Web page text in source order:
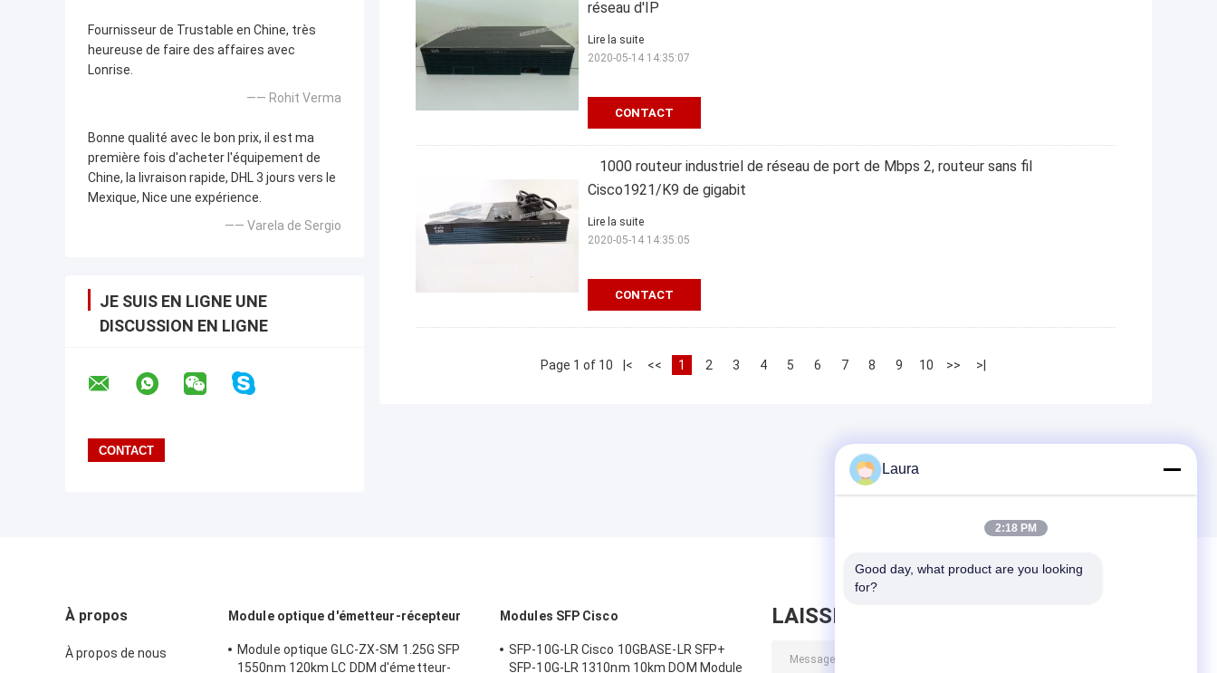
Fournisseur de Trustable en Chine, très
heureuse de faire des affaires avec
Lonrise.
—— Rohit Verma
Bonne qualité avec le bon prix, il est ma
première fois d'acheter l'équipement de
Chine, la livraison rapide, DHL 3 jours vers le
Mexique, Nice une expérience.
—— Varela de Sergio
JE SUIS EN LIGNE UNE
DISCUSSION EN LIGNE
réseau d'IP
CONTACT
Lire la suite
2020-05-14 14:35:07
1000 routeur industriel de réseau de port de Mbps 2, routeur sans fil
Cisco1921/K9 de gigabit
CONTACT
Lire la suite
2020-05-14 14:35:05
Page 1 of 10 |< << 1 2 3 4 5 6 7 8 9 10 >> >|
À propos
À propos de nous
Module optique d'émetteur-récepteur
Module optique GLC-ZX-SM 1.25G SFP
1550nm 120km LC DDM d'émetteur-
Modules SFP Cisco
SFP-10G-LR Cisco 10GBASE-LR SFP+
SFP-10G-LR 1310nm 10km DOM Module
LAISSEZ UN MESSAGE
Laura
2:18 PM
Good day, what product are you looking
for?